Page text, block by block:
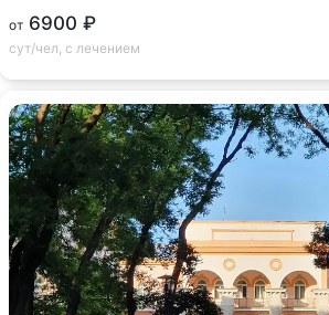
от 6900 ₽
сут/чел, с лечением